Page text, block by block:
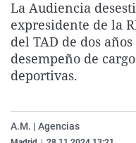
La Audiencia
expresidente de la
del TAD de dos
desempeño de
deportivas.
A.M. | Agencias